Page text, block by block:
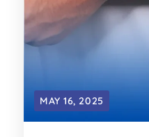
MAY 16, 2025